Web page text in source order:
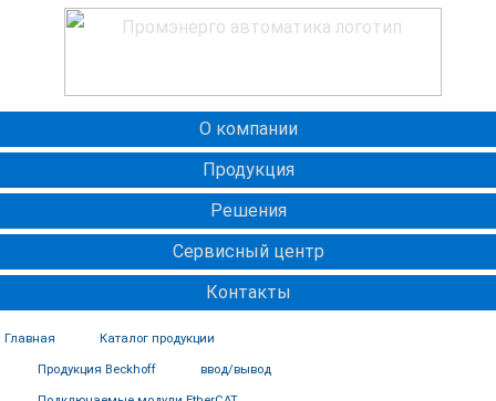
О компании
Продукция
Решения
Сервисный центр
Контакты
Главная Каталог продукции
Продукция Beckhoff ввод/вывод